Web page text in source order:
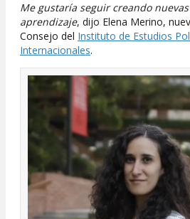
Me gustaría seguir creando
aprendizaje, dijo Elena Merino,
Consejo del Instituto de Estudios
Internacionales.